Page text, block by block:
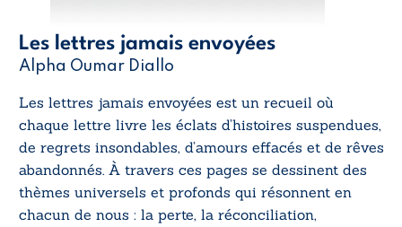
Les lettres jamais envoyées
Alpha Oumar Diallo
Les lettres jamais envoyées est un recueil où
chaque lettre livre les éclats d’histoires suspendues,
de regrets insondables, d’amours effacés et de rêves
abandonnés. À travers ces pages se dessinent des
thèmes universels et profonds qui résonnent en
chacun de nous : la perte, la réconciliation,